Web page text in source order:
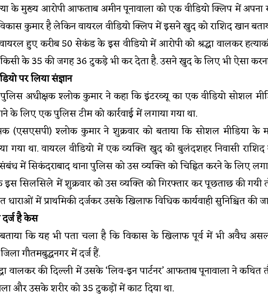
के मुख्य आरोपी आफताब अमीन पूनावाला को एक वीडियो क्लिप में
कुमार है लेकिन वायरल वीडियो क्लिप में इसने खुद को राशिद खान
हुए करीब 50 सेकंड के इस वीडियो में आरोपी को श्रद्धा वालकर
के 35 की जगह 36 टुकड़े भी कर देता है. उसने खुद के लिए भी ऐसा
पर लिया संज्ञान
अधीक्षक श्लोक कुमार ने कहा कि इंटरव्यू का एक वीडियो सोशल
के लिए एक पुलिस टीम को कार्रवाई में लगाया गया था.
(एसएसपी) श्लोक कुमार ने शुक्रवार को बताया कि सोशल मीडिया
गया था. वायरल वीडियो में एक व्यक्ति खुद को बुलंदशहर निवासी
में सिकंदराबाद थाना पुलिस को उस व्यक्ति को चिह्नित करने के लिए
सिलसिले में शुक्रवार को उस व्यक्ति को गिरफ्तार कर पूछताछ की गयी
में प्राथमिकी दर्जकर उसके खिलाफ विधिक कार्यवाही सुनिश्चित की
है केस
कि यह भी पता चला है कि विकास के खिलाफ पूर्व में भी अवैध
गौतमबुद्धनगर में दर्ज हैं.
वालकर की दिल्ली में उसके ‘लिव-इन पार्टनर’ आफताब पूनावाला ने
और उसके शरीर को 35 टुकड़ों में काट दिया था.